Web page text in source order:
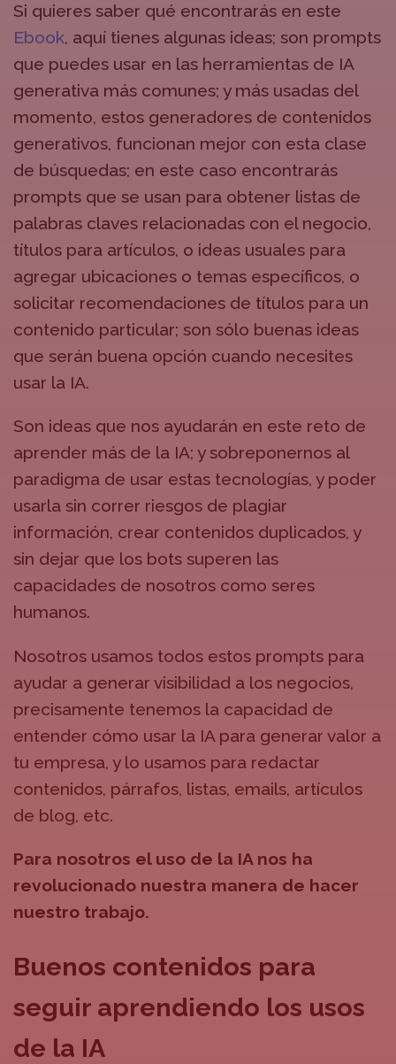
Si quieres saber qué encontrarás en este
Ebook, aquí tienes algunas ideas; son prompts
que puedes usar en las herramientas de IA
generativa más comunes; y más usadas del
momento, estos generadores de contenidos
generativos, funcionan mejor con esta clase
de búsquedas; en este caso encontrarás
prompts que se usan para obtener listas de
palabras claves relacionadas con el negocio,
títulos para artículos, o ideas usuales para
agregar ubicaciones o temas específicos, o
solicitar recomendaciones de títulos para un
contenido particular; son sólo buenas ideas
que serán buena opción cuando necesites
usar la IA.
Son ideas que nos ayudarán en este reto de
aprender más de la IA; y sobreponernos al
paradigma de usar estas tecnologías, y poder
usarla sin correr riesgos de plagiar
información, crear contenidos duplicados, y
sin dejar que los bots superen las
capacidades de nosotros como seres
humanos.
Nosotros usamos todos estos prompts para
ayudar a generar visibilidad a los negocios,
precisamente tenemos la capacidad de
entender cómo usar la IA para generar valor a
tu empresa, y lo usamos para redactar
contenidos, párrafos, listas, emails, artículos
de blog, etc.
Para nosotros el uso de la IA nos ha
revolucionado nuestra manera de hacer
nuestro trabajo.
Buenos contenidos para
seguir aprendiendo los usos
de la IA